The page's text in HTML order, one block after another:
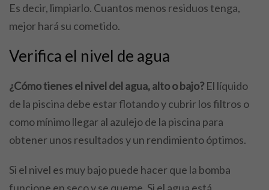
Es decir, limpiarlo. Cuantos menos residuos tenga,
mejor hará su cometido.
Verifica el nivel de agua
¿Cómo tienes el nivel del agua, alto o bajo? El líquido
de la piscina debe estar flotando y cubrir los filtros o
como mínimo llegar al azulejo de la piscina para
obtener unos resultados y un rendimiento óptimos.
Si el nivel es muy bajo puede hacer que la bomba